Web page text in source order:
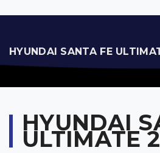
HYUNDAI SANTA FE
HYUNDAI
ULTIMATE